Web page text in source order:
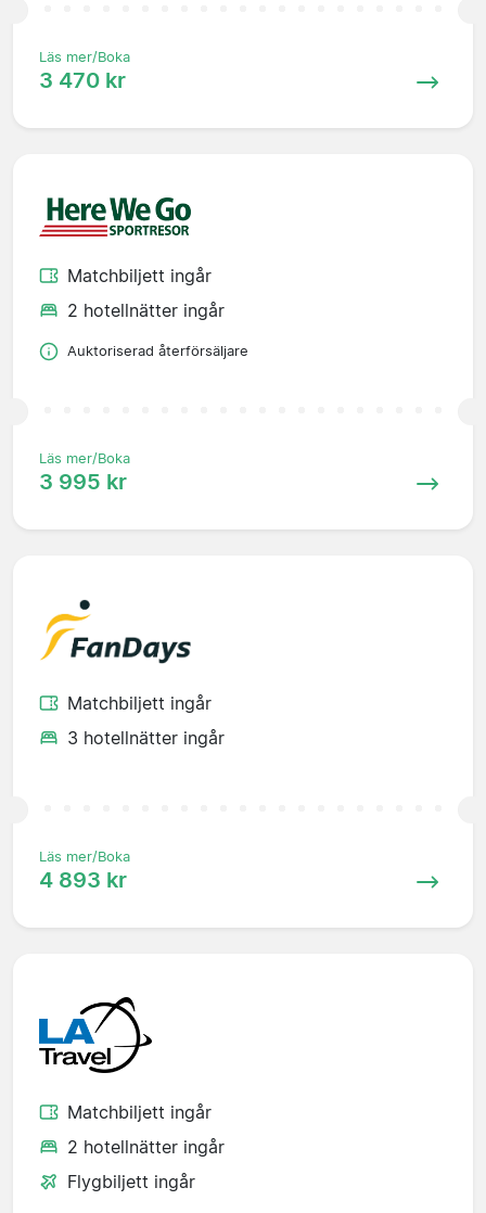
Läs mer/Boka
3 470 kr
Matchbiljett ingår
2 hotellnätter ingår
Auktoriserad återförsäljare
Läs mer/Boka
3 995 kr
Matchbiljett ingår
3 hotellnätter ingår
Läs mer/Boka
4 893 kr
Matchbiljett ingår
2 hotellnätter ingår
Flygbiljett ingår